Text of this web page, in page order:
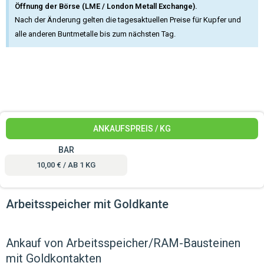
Öffnung der Börse (LME / London Metall Exchange).
Nach der Änderung gelten die tagesaktuellen Preise für Kupfer und
alle anderen Buntmetalle bis zum nächsten Tag.
Arbeitsspeicher mit Goldkante
Ankauf von Arbeitsspeicher/RAM-Bausteinen
mit Goldkontakten
ANKAUFSPREIS / KG
BAR
10,00 € / AB 1 KG